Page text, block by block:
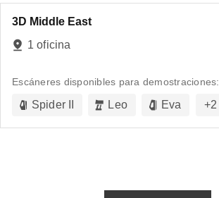
3D Middle East
1 oficina
Escáneres disponibles para demostraciones:
Spider II Leo Eva +2